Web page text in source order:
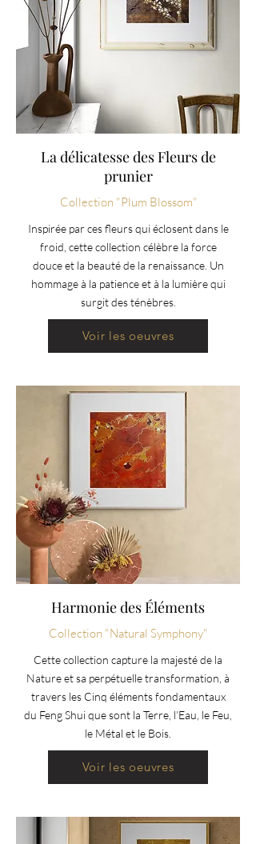
La délicatesse des Fleurs de
prunier
Collection "Plum Blossom"
Inspirée par ces fleurs qui éclosent dans le
froid, cette collection célèbre la force
douce et la beauté de la renaissance. Un
hommage à la patience et à la lumière qui
surgit des ténèbres.
Voir les oeuvres
Harmonie des Éléments
Collection "Natural Symphony"
Cette collection capture la majesté de la
Nature et sa perpétuelle transformation, à
travers les Cinq éléments fondamentaux
du Feng Shui que sont la Terre, l’Eau, le Feu,
le Métal et le Bois.
Voir les oeuvres